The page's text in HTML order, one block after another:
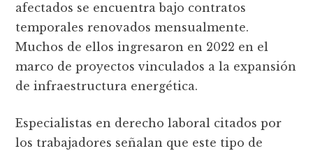
afectados se encuentra bajo contratos
temporales renovados mensualmente.
Muchos de ellos ingresaron en 2022 en el
marco de proyectos vinculados a la expansión
de infraestructura energética.
Especialistas en derecho laboral citados por
los trabajadores señalan que este tipo de